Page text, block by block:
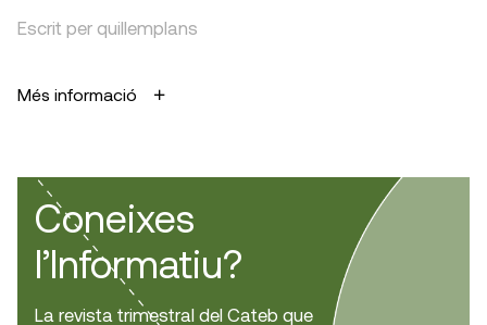
Escrit per quillemplans
Més informació
Coneixes
l’Informatiu?
La revista trimestral del Cateb que